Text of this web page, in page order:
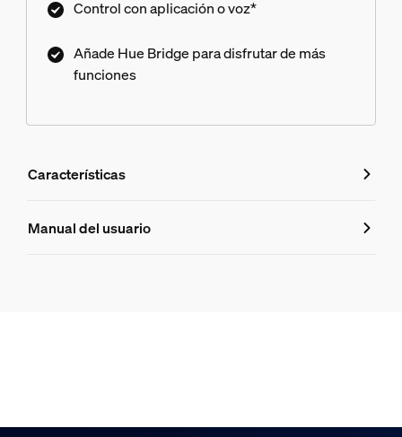
Control con aplicación o voz*
Añade Hue Bridge para disfrutar de más
funciones
Características
Características
Material
Manual del usuario